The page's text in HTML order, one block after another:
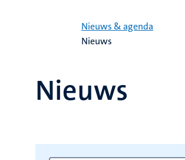
Nieuws & agenda
Nieuws
Nieuws